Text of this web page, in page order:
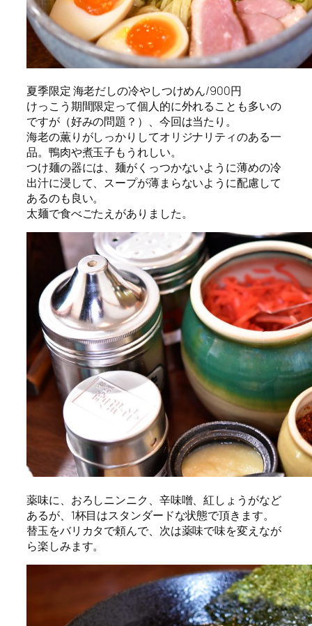
夏季限定 海老だしの冷やしつけめん/900円
けっこう期間限定って個人的に外れることも多いの
ですが（好みの問題？）、今回は当たり。
海老の薫りがしっかりしてオリジナリティのある一
品。鴨肉や煮玉子もうれしい。
つけ麺の器には、麺がくっつかないように薄めの冷
出汁に浸して、スープが薄まらないように配慮して
あるのも良い。
太麺で食べごたえがありました。
薬味に、おろしニンニク、辛味噌、紅しょうがなど
あるが、1杯目はスタンダードな状態で頂きます。
替玉をバリカタで頼んで、次は薬味で味を変えなが
ら楽しみます。